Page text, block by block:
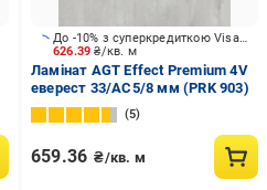
626.39₴/кв. м
До -10% з суперкредиткою Visa Вигода
Ламінат AGT Effect Premium 4V
еверест 33/АС5/8 мм (PRK 903)
5
659.36 ₴/кв. м